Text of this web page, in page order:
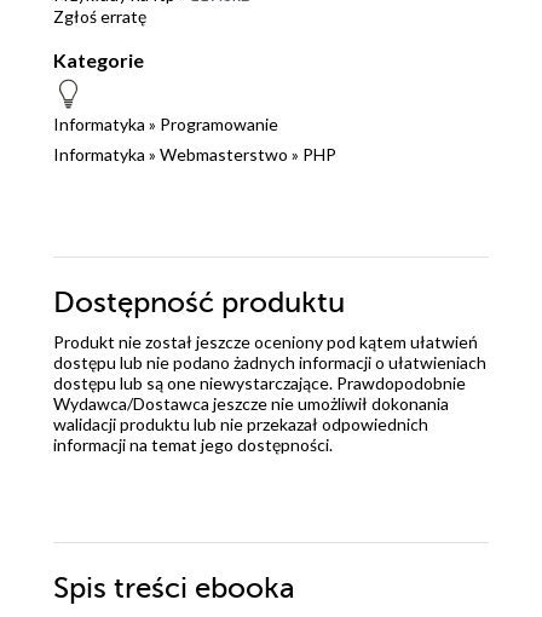
Zgłoś erratę
Kategorie
Informatyka » Programowanie
Informatyka » Webmasterstwo » PHP
Dostępność produktu
Produkt nie został jeszcze oceniony pod kątem ułatwień
dostępu lub nie podano żadnych informacji o ułatwieniach
dostępu lub są one niewystarczające. Prawdopodobnie
Wydawca/Dostawca jeszcze nie umożliwił dokonania
walidacji produktu lub nie przekazał odpowiednich
informacji na temat jego dostępności.
Spis treści ebooka